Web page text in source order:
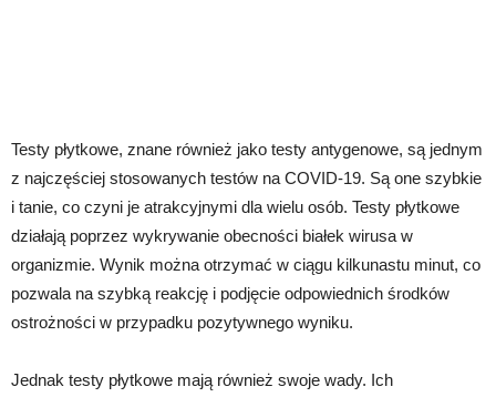
Testy płytkowe, znane również jako testy antygenowe, są jednym
z najczęściej stosowanych testów na COVID-19. Są one szybkie
i tanie, co czyni je atrakcyjnymi dla wielu osób. Testy płytkowe
działają poprzez wykrywanie obecności białek wirusa w
organizmie. Wynik można otrzymać w ciągu kilkunastu minut, co
pozwala na szybką reakcję i podjęcie odpowiednich środków
ostrożności w przypadku pozytywnego wyniku.
Jednak testy płytkowe mają również swoje wady. Ich